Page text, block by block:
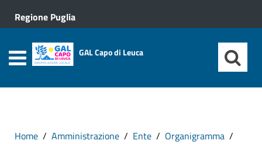
Regione Puglia
GAL Capo di Leuca
Home Amministrazione Ente
Organigramma